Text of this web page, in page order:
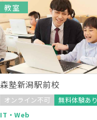
教室
森塾新潟駅前校
オンライン不可
無料体験あり
IT・Web